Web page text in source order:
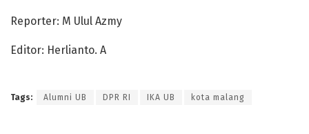
Reporter: M Ulul Azmy
Editor: Herlianto. A
Tags: Alumni UB DPR RI IKA UB kota malang